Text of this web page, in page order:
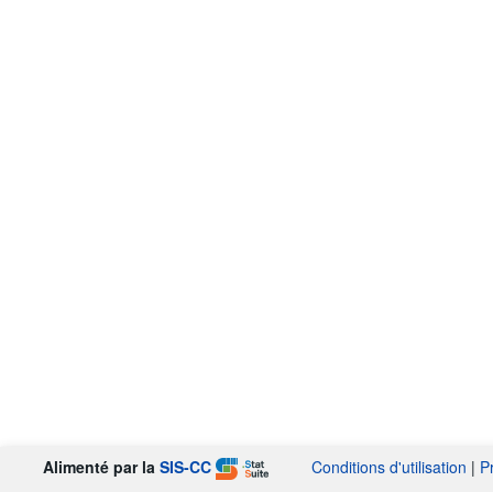
Alimenté par la SIS-CC Conditions d'utilisation |